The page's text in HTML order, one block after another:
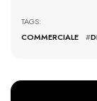
COMMERCIALE
#